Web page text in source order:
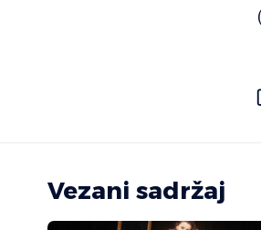
Vezani sadržaj